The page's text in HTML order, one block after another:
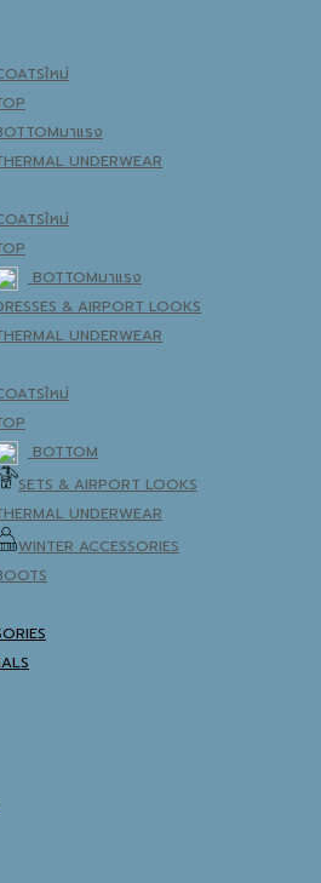
UNDERWEAR
BOTTOM
& AIRPORT LOOKS
UNDERWEAR
BOTTOM
SETS & AIRPORT LOOKS
UNDERWEAR
WINTER ACCESSORIES